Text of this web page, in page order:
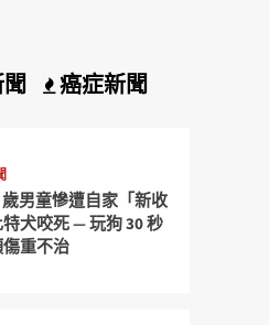
癌症新聞
男童慘遭自家「新收
犬咬死 — 玩狗 30 秒
重不治